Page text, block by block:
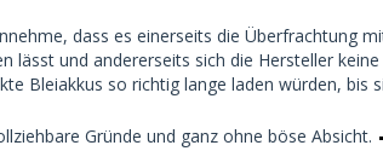
dass es einerseits die Überfrachtung
lässt und andererseits sich die Hersteller
Bleiakkus so richtig lange laden würden, bis
Gründe und ganz ohne böse Absicht.